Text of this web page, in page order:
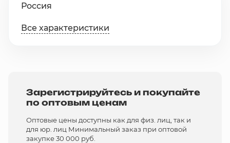
Россия
Все характеристики
Зарегистрируйтесь и покупайте
по оптовым ценам
Оптовые цены доступны как для физ. лиц, так и
для юр. лиц Минимальный заказ при оптовой
закупке 30 000 руб.